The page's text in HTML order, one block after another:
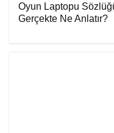
Oyun Laptopu
Gerçekte Ne Anlatır?